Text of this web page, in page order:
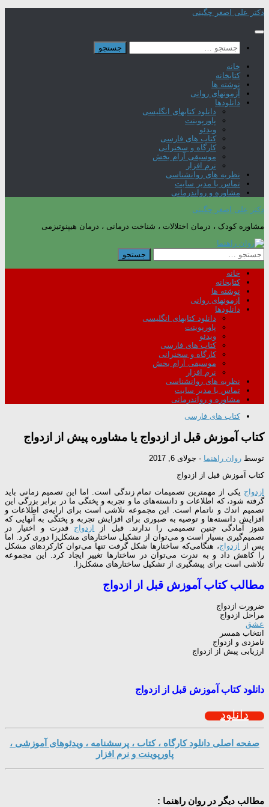
Skip
content
دکتر علی اصغر چگینی
جستجو
برای:
خانه
کتابخانه
نوشته ها
آزمونهای روانی
دانلودها
دانلود کتابهای انگلیسی
پاورپوینت
ویدئو
کتاب های فارسی
کارگاه و سخنرانی
موسیقی آرام بخش
نرم افزار
نظریه های روانشناسی
تماس با مدیر سایت
مشاوره و رواندرمانی
دکتر علی اصغر چگینی
مشاوره کودک ، درمان اختلالات ، شناخت درمانی ، درمان هیپنوتیزمی
جستجو
برای:
خانه
کتابخانه
نوشته ها
آزمونهای روانی
دانلودها
دانلود کتابهای انگلیسی
پاورپوینت
ویدئو
کتاب های فارسی
کارگاه و سخنرانی
موسیقی آرام بخش
نرم افزار
نظریه های روانشناسی
تماس با مدیر سایت
مشاوره و رواندرمانی
کتاب های فارسی
کتاب آموزش قبل از ازدواج یا مشاوره پیش از ازدواج
توسط روان راهنما · جولای 6, 2017
کتاب آموزش قبل از ازدواج
ازدواج یكی از مهمترین تصمیمات تمام زندگی است. اما این تصمیم زمانی باید
گرفته شود، كه اطلاعات و دانسته‌های ما و تجربه و پختگی ما در برابر بزرگی این
تصمیم اندك و ناتمام است. این مجموعه تلاشی است برای ارایه‌ی اطلاعات و
افزایش دانسته‌ها و توصیه به صبوری برای افزایش تجربه و پختگی به آنهایی كه
هنوز آمادگی چنین تصمیمی را ندارند. قبل از ازدواج قدرت و اختیار در
تصمیم‌گیری بسیار است و می‌توان از تشكیل ساختارهای مشكل‌زا دوری كرد. اما
پس از ازدواج، هنگامی‌كه ساختارها شكل گرفت تنها می‌توان كاركردهای مشكل
را كاهش داد و به ندرت می‌توان در ساختارها تغییر ایجاد كرد. این مجموعه
تلاشی است برای پیشگیری از تشكیل ساختارهای مشكل‌زا.
مطالب کتاب آموزش قبل از ازدواج
ضرورت ازدواج
مراحل ازدواج
عشق
انتخاب همسر
نامزدی و ازدواج
ارزیابی پیش از ازدواج
دانلود کتاب آموزش قبل از ازدواج
دانلود
صفحه اصلی دانلود کارگاه ، کتاب ، پرسشنامه ، ویدئوهای آموزشی ،
پاورپوینت و نرم افزار
مطالب دیگر در روان راهنما :